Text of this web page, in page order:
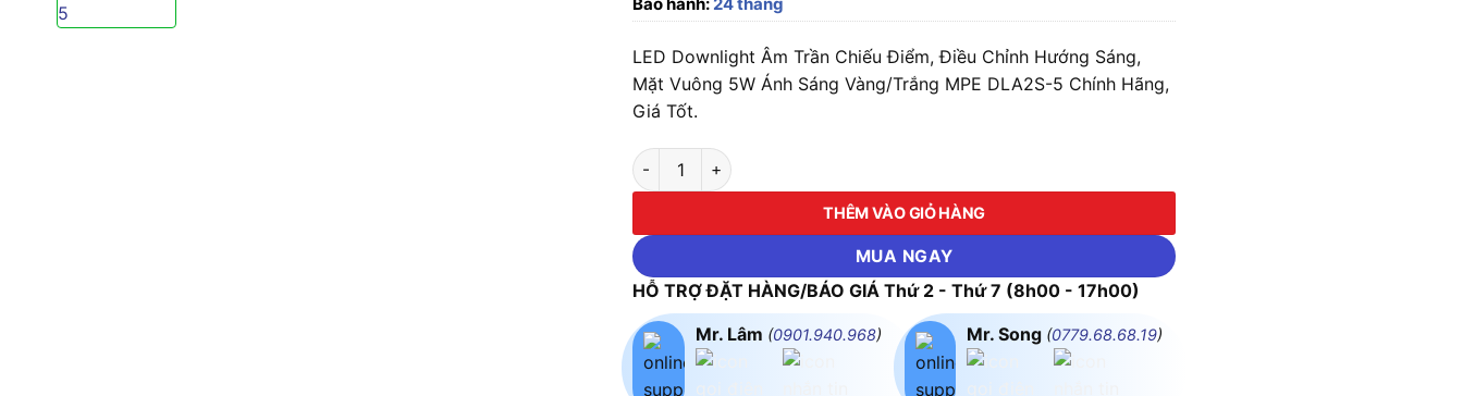
LED Downlight Âm Trần Chiếu Điểm, Điều Chỉnh Hướng Sáng,
Mặt Vuông 5W Ánh Sáng Vàng/Trắng MPE DLA2S-5 Chính Hãng,
Giá Tốt.
LED Downlight Âm Trần Chiếu Điểm, Điều Chỉnh Hướng Sáng, Mặt Vuông 5W Ánh Sáng Vàng/Trắng MPE
THÊM VÀO GIỎ HÀNG
MUA NGAY
HỖ TRỢ ĐẶT HÀNG/BÁO GIÁ Thứ 2 - Thứ 7 (8h00 - 17h00)
Mr. Lâm (0901.940.968) Mr. Song (0779.68.68.19)